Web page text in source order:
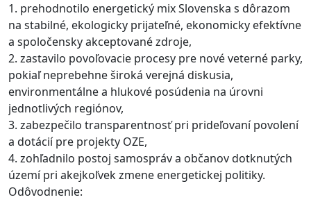
1. prehodnotilo energetický mix Slovenska s dôrazom
na stabilné, ekologicky prijateľné, ekonomicky efektívne
a spoločensky akceptované zdroje,
2. zastavilo povoľovacie procesy pre nové veterné parky,
pokiaľ neprebehne široká verejná diskusia,
environmentálne a hlukové posúdenia na úrovni
jednotlivých regiónov,
3. zabezpečilo transparentnosť pri prideľovaní povolení
a dotácií pre projekty OZE,
4. zohľadnilo postoj samospráv a občanov dotknutých
území pri akejkoľvek zmene energetickej politiky.
Odôvodnenie: